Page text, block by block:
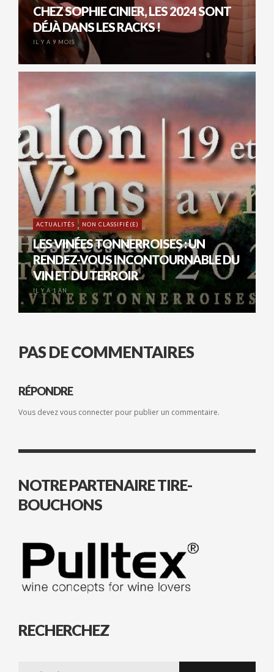
CHEZ SOPHIE CINIER, LES 2024 SONT
DÉJÀ DANS LES RACKS !
IL Y A 9 MOIS
ACTUALITÉS NON CLASSIFIÉ(E)
LES VINÉES TONNERROISES : UN
RENDEZ-VOUS INCONTOURNABLE DU
VIN ET DU TERROIR
IL Y A 1 AN
PAS DE COMMENTAIRES
RÉPONDRE
Vous devezvous connecter pour publier un commentaire.
NOTRE PARTENAIRE TIRE-
BOUCHONS
RECHERCHEZ